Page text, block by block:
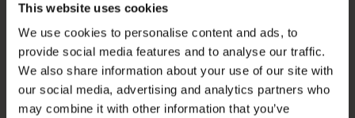
This website uses cookies
We use cookies to personalise content and ads, to
provide social media features and to analyse our traffic.
We also share information about your use of our site with
our social media, advertising and analytics partners who
may combine it with other information that you’ve
Aula brugerundersøgelse 2025
Aula brugerundersøgelse 2024
Aula brugerundersøgelse dec. 2023